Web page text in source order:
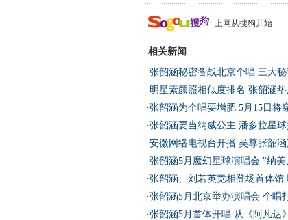
上网从搜狗开始
相关新闻
·张韶涵秘密备战北京个唱 三大
· 明星素颜照相似度排名 张韶涵
·张韶涵为个唱要增肥 5月15日将
·张韶涵要当纳威公主 潘多拉星
·安徽网络电视台开播 吴尊张韶
·张韶涵5月魔幻星球演唱会 "纳
·张韶涵、刘若英竞相登场首体馆
·张韶涵5月北京举办演唱会 个唱
·张韶涵5月首体开唱 从《阿凡达